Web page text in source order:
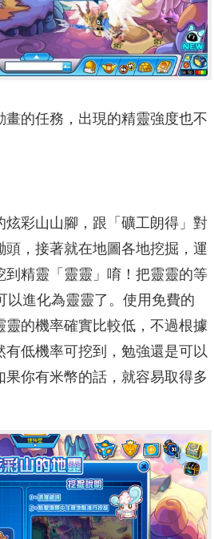
的任務，出現的精靈強度也不
炫彩山山腳，跟「礦工朗得」對
頭，接著就在地圖各地挖掘，運
到精靈「靈靈」唷！把靈靈的等
以進化為靈靈了。使用免費的
靈的機率確實比較低，不過根據
有低機率可挖到，勉強還是可以
你有米幣的話，就容易取得多